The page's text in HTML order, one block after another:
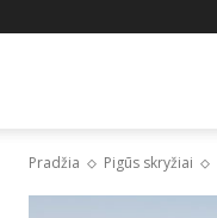
Pradžia Pigūs skryžiai